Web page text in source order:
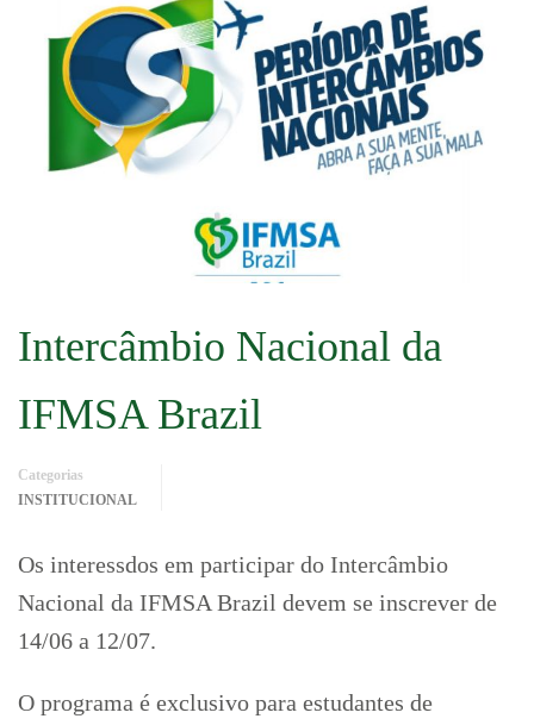
Intercâmbio Nacional da
IFMSA Brazil
Categorias
INSTITUCIONAL
Os interessdos em participar do Intercâmbio
Nacional da IFMSA Brazil devem se inscrever de
14/06 a 12/07.
O programa é exclusivo para estudantes de